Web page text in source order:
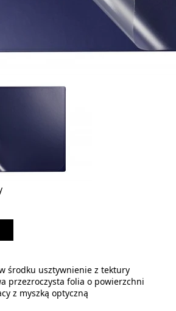
środku usztywnienie z tektury
przezroczysta folia o powierzchni
z myszką optyczną